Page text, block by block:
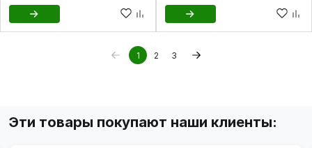
1 2 3
Эти товары покупают наши клиенты: